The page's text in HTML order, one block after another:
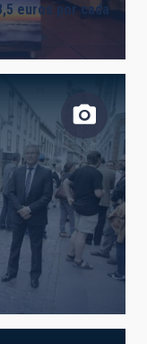
euros por cada